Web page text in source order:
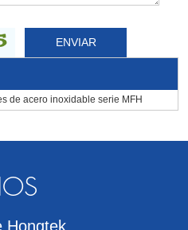
de acero inoxidable serie MFH
Hongtek